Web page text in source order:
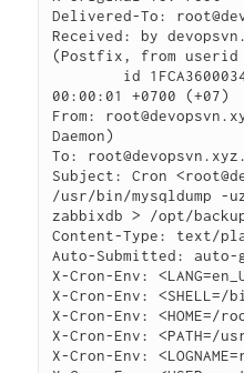
Delivered-To:
Received: by
(Postfix, from userid
00:00:01 +0700 (+07)
From:
Daemon)
To:
Subject: Cron
/usr/bin/mysqldump -
zabbixdb > /opt/
Content-Type: text/
Auto-Submitted: auto-
X-Cron-Env:
X-Cron-Env: <SHELL=/
X-Cron-Env: <HOME=/
X-Cron-Env: <PATH=/
X-Cron-Env: